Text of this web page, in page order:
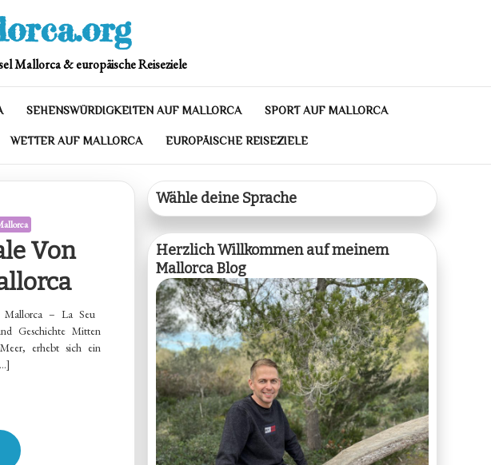
Mallorca & europäische Reiseziele
SEHENSWÜRDIGKEITEN AUF MALLORCA SPORT AUF MALLORCA
WETTER AUF MALLORCA EUROPÄISCHE REISEZIELE
Von
Mallorca – La Seu
Geschichte Mitten
erhebt sich ein
Wähle deine Sprache
Herzlich Willkommen auf meinem
Mallorca Blog